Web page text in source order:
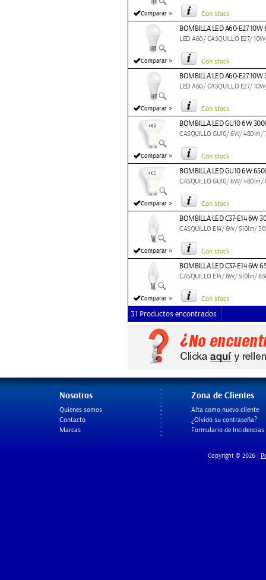
Comparar » Con stock
Comparar »
BOMBILLA LED A60-E27 10W
LED A60/ CASQUILLO E27/
Con stock
Comparar »
BOMBILLA LED A60-E27 10W
LED A60/ CASQUILLO E27/
Con stock
Comparar »
BOMBILLA LED GU10 6W
CASQUILLO GU10/ 6W/ 480lm/
Con stock
Comparar »
BOMBILLA LED GU10 6W
CASQUILLO GU10/ 6W/ 480lm/
Con stock
Comparar »
BOMBILLA LED C37-E14 6W
CASQUILLO E14/ 6W/ 510lm/
Con stock
Comparar »
BOMBILLA LED C37-E14 6W
CASQUILLO E14/ 6W/ 510lm/
Con stock
31 Productos encontrados
Nosotros
Quienes somos
Contacto
Marcas
Zona de Clientes
Alta como nuevo cliente
¿Olvidó su contraseña?
Formulario de Incidencias
Copyright © 2026 |